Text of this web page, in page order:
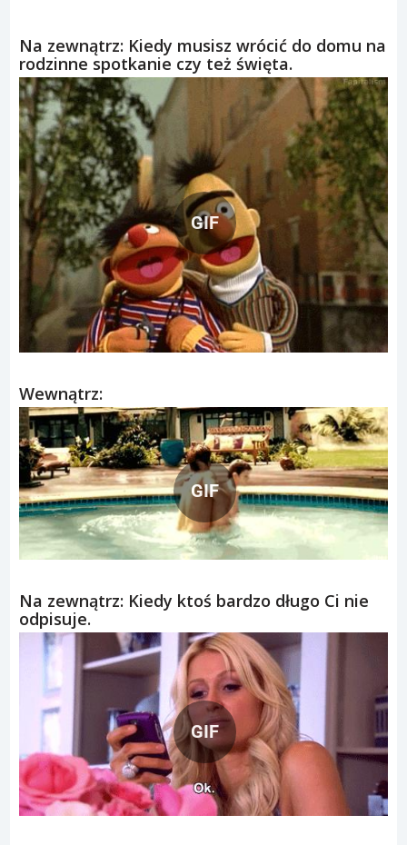
Na zewnątrz: Kiedy musisz wrócić do domu na
rodzinne spotkanie czy też święta.
GIF
Wewnątrz:
GIF
Na zewnątrz: Kiedy ktoś bardzo długo Ci nie
odpisuje.
GIF